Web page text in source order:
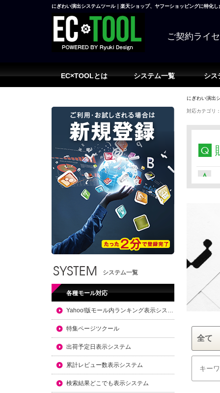
にぎわい演出システムツール｜楽天ショップ、ヤフーショッピングに特化
ご契約ライ
EC×TOOLとは システム一覧 シス
システム一覧
各種モール対応
Yahoo!版モール内ランキング表示システム
特集ページツクール
出荷予定日表示システム
累計レビュー数表示システム
検索結果どこでも表示システム
にぎわい演出
対応カテゴリ